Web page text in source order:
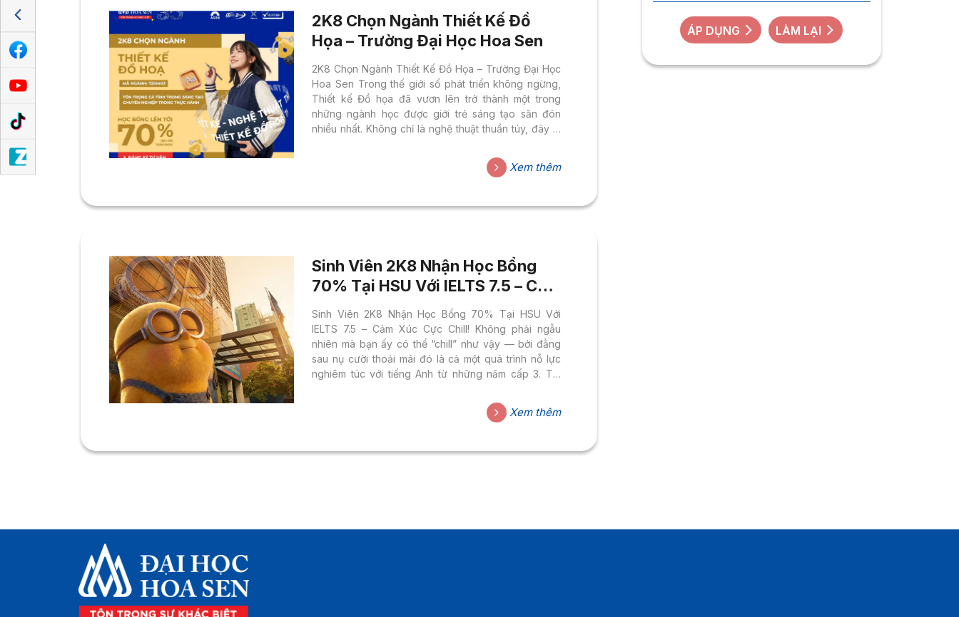
2K8 Chọn Ngành Thiết Kế Đồ
Họa – Trường Đại Học Hoa Sen
2K8 Chọn Ngành Thiết Kế Đồ Họa – Trường Đại Học
Hoa Sen Trong thế giới số phát triển không ngừng,
Thiết kế Đồ họa đã vươn lên trở thành một trong
những ngành học được giới trẻ sáng tạo săn đón
nhiều nhất. Không chỉ là nghệ thuật thuần túy, đây là
đại — nơi mỗi hình ảnh, video, hay sản phẩm đa
phương tiện đều có thể trở thành ngôn ngữ kết nối
truyền...
Xem thêm
Sinh Viên 2K8 Nhận Học Bổng
70% Tại HSU Với IELTS 7.5 – Cảm
Xúc Cực Chill!
Sinh Viên 2K8 Nhận Học Bổng 70% Tại HSU Với
IELTS 7.5 – Cảm Xúc Cực Chill! Không phải ngẫu
nhiên mà bạn ấy có thể “chill” như vậy — bởi đằng
sau nụ cười thoải mái đó là cả một quá trình nỗ lực
nghiêm túc với tiếng Anh từ những năm cấp 3. Thí
Trường Đại học Hoa Sen với suất học bổng lên đến
70% học phí — phần thưởng hoàn toàn xứng đáng
không chỉ...
Xem thêm
ÁP DỤNG LÀM LẠI